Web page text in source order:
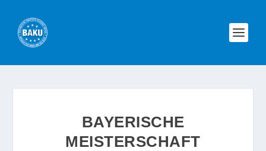
BAYERISCHE
MEISTERSCHAFT